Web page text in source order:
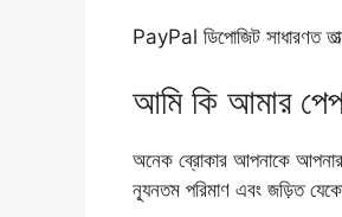
PayPal ডিপোজিট সাধারণত
আমি কি আমার
অনেক ব্রোকার আপনাকে আপনার
ন্যূনতম পরিমাণ এবং জড়িত